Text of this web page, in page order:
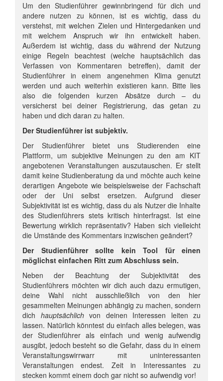
Um den Studienführer gewinnbringend für dich und
andere nutzen zu können, ist es wichtig, dass du
verstehst, mit welchen Zielen und Hintergedanken und
mit welchem Anspruch wir ihn entwickelt haben.
Außerdem ist wichtig, dass du während der Nutzung
einige Regeln beachtest (welche hauptsächlich das
Verfassen von Kommentaren betreffen), damit der
Studienführer in einem angenehmen Klima genutzt
werden und auch weiterhin existieren kann. Bitte lies
also die folgenden kurzen Absätze durch – du
versicherst bei deiner Registrierung, das getan zu
haben und dich daran zu halten.
Der Studienführer ist subjektiv.
Der Studienführer bietet uns Studierenden eine
Plattform, um subjektive Meinungen zu den am KIT
angebotenen Veranstaltungen auszutauschen. Er stellt
damit keine Studienberatung da und möchte auch keine
derartigen Angebote wie beispielsweise der Fachschaft
oder der Uni selbst ersetzen. Aufgrund dieser
Subjektivität ist es wichtig, dass du als Nutzer die Inhalte
des Studienführers stets kritisch hinterfragst. Ist eine
Bewertung wirklich repräsentativ? Haben sich vielleicht
die Umstände des Kommentars inzwischen geändert?
Der Studienführer sollte kein Tool für einen
möglichst einfachen Ritt zum Abschluss sein.
Neben der Beachtung der Subjektivität des
Studienführers möchten wir dich auch dazu ermutigen,
deine Wahl nicht ausschließlich von den hier
gesammelten Meinungen abhängig zu machen, sondern
dich hauptsächlichvon deinen Interessen leiten zu
lassen. Natürlich könntest du einfach alles belegen, was
der Studienführer als einfach und wenig aufwendig
ausgibt, jedoch besteht so die Gefahr, dass du in einem
Veranstaltungswirrwarr mit uninteressanten
Veranstaltungen endest. Zeit in Interessantes zu
stecken kommt einem doch gar nicht so aufwendig vor!